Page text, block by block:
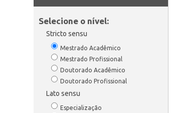
Selecione o nível:
Stricto sensu
Mestrado Acadêmico
Mestrado Profissional
Doutorado Acadêmico
Doutorado Profissional
Lato sensu
Especialização